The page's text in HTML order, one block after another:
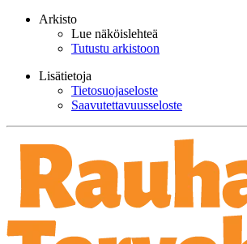
Arkisto
Lue näköislehteä
Tutustu arkistoon
Lisätietoja
Tietosuojaseloste
Saavutettavuusseloste